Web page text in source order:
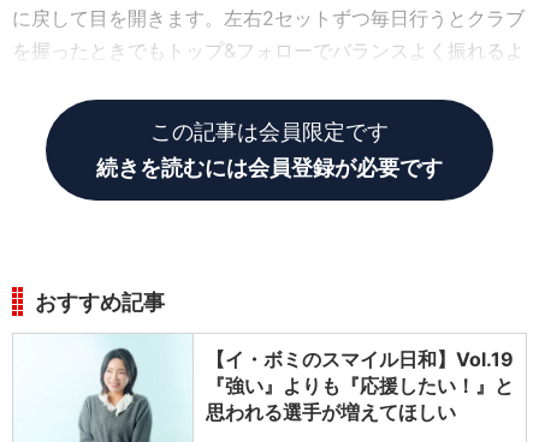
に戻して目を開きます。左右2セットずつ毎日行うとクラブ
を握ったときでもトップ&フォローでバランスよく振れるよ
この記事は会員限定です
続きを読むには会員登録が必要です
おすすめ記事
【イ・ボミのスマイル日和】Vol.19
『強い』よりも『応援したい！』と
思われる選手が増えてほしい